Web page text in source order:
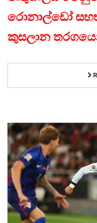
රොනාල්ඩෝ
කුසලාන